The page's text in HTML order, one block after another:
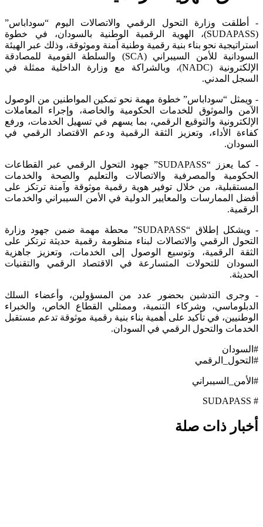
وزارة التحول الرقمي والاتصالات اليوم “سوداباس”
(SUDAPASS)، الهوية الرقمية الوطنية بالسودان، في خطوة
نحو بناء بنية رقمية وطنية آمنة وموثوقة، وذلك عبر الهيئة
السودانية للأمن السيبراني (SCA) والسلطة القومية للمصادقة
الإلكترونية (NADC)، وبالشراكة مع وزارة الداخلية ممثلة في
المدني.
“سوداباس” خطوة مهمة نحو تمكين المواطنين من الوصول
والموثوق للخدمات الحكومية والخاصة، وإجراء المعاملات
والتوقيع الرقمي، بما يسهم في تسهيل الخدمات، ورفع
الأداء، وتعزيز الثقة الرقمية ودعم الاقتصاد الرقمي في
- كما يعزز “SUDAPASS” جهود التحول الرقمي عبر القطاعات
والمصرفية والاتصالات والتعليم والصحة والخدمات
من خلال توفير هوية رقمية موثوقة وآمنة ترتكز على
الممارسات والمعايير الدولية في الأمن السيبراني والخدمات
- ويشكل إطلاق “SUDAPASS” محطة مهمة ضمن جهود وزارة
الرقمي والاتصالات لبناء منظومة رقمية حديثة ترتكز على
الرقمية، وتوسيع الوصول إلى الخدمات، وتعزيز جاهزية
للتحولات المتسارعة في الاقتصاد الرقمي والتقنيات
التدشين بحضور عدد من المسؤولين، وأعضاء السلك
وشركاء التنمية، وممثلي القطاع الخاص، والخبراء
في تأكيد على أهمية بناء بنية رقمية موثوقة تدعم مستقبل
والتحول الرقمي في السودان.
ذات صلة